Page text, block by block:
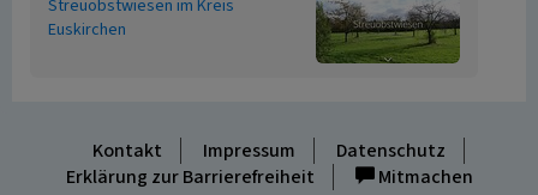
Streuobstwiesen im Kreis
Euskirchen
Kontakt Impressum
Datenschutz
Erklärung zur Barrierefreiheit
Mitmachen